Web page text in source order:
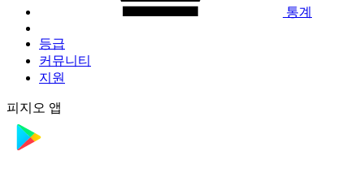
통계
등급
커뮤니티
지원
피지오 앱